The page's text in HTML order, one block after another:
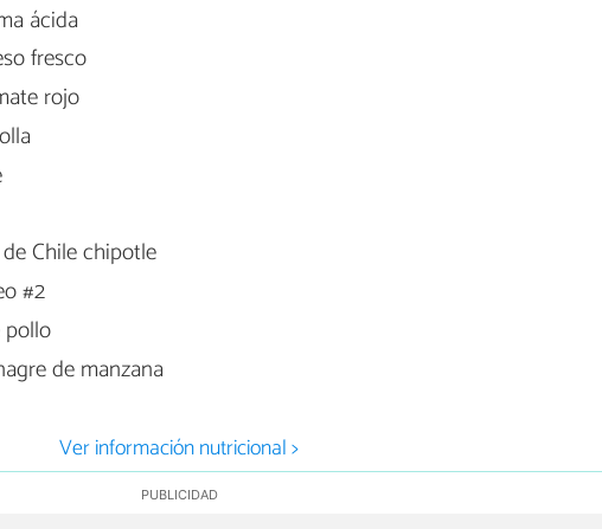
ácida
fresco
rojo
Chile chipotle
#2
pollo
de manzana
Ver información nutricional >